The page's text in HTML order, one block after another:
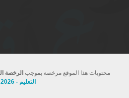
محتويات هذا الموقع مرخصة بموجب الرخصة
التعليم - 2026